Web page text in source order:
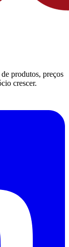
produtos, preços
crescer.